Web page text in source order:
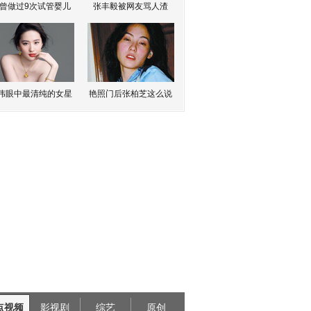
做过9次试管婴儿 张丰毅被网友骂人渣
眼中最清纯的女星 艳照门后张柏芝这么说
视频 影视剧 综艺 原创